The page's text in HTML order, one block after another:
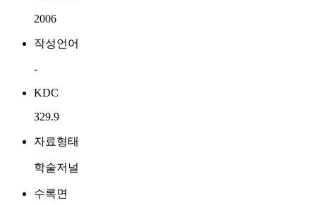
2006
작성언어
-
KDC
329.9
자료형태
학술저널
수록면